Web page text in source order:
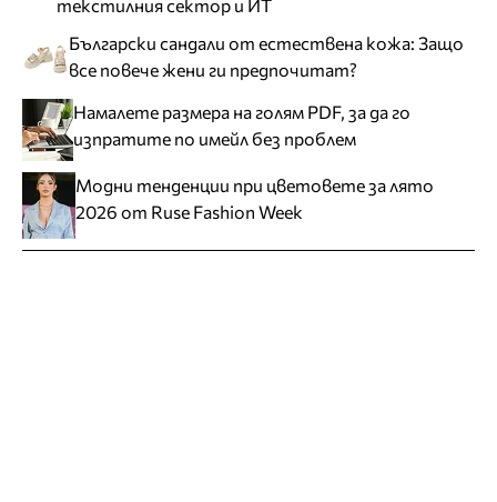
текстилния сектор и ИТ
Български сандали от естествена кожа: Защо
все повече жени ги предпочитат?
Намалете размера на голям PDF, за да го
изпратите по имейл без проблем
Модни тенденции при цветовете за лято
2026 от Ruse Fashion Week